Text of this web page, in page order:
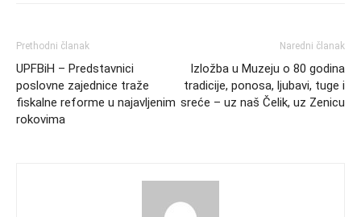
Prethodni članak
UPFBiH – Predstavnici
poslovne zajednice traže
fiskalne reforme u najavljenim
rokovima
Naredni članak
Izložba u Muzeju o 80 godina
tradicije, ponosa, ljubavi, tuge i
sreće – uz naš Čelik, uz Zenicu